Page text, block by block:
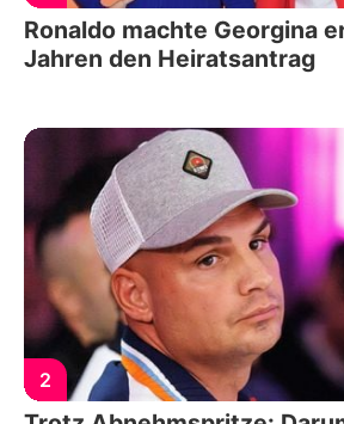
Ronaldo machte Georgina
Jahren den Heiratsantrag
2